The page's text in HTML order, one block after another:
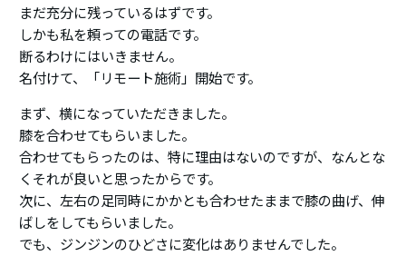
まだ充分に残っているはずです。
しかも私を頼っての電話です。
断るわけにはいきません。
名付けて、「リモート施術」開始です。
まず、横になっていただきました。
膝を合わせてもらいました。
合わせてもらったのは、特に理由はないのですが、なんとな
くそれが良いと思ったからです。
次に、左右の足同時にかかとも合わせたままで膝の曲げ、伸
ばしをしてもらいました。
でも、ジンジンのひどさに変化はありませんでした。